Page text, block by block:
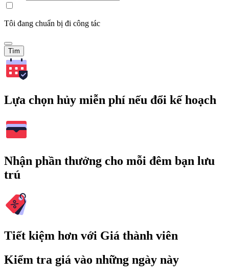
Tôi đang chuẩn bị đi công tác
Tìm
Lựa chọn hủy miễn phí nếu đổi kế hoạch
Nhận phần thưởng cho mỗi đêm bạn lưu
trú
Tiết kiệm hơn với Giá thành viên
Kiểm tra giá vào những ngày này